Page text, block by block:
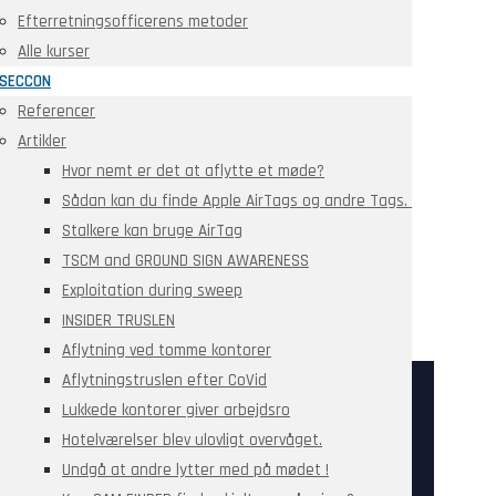
Efterretningsofficerens metoder
Alle kurser
Referencer
Artikler
Hvor nemt er det at aflytte et møde?
Sådan kan du finde Apple AirTags og andre Tags.
Stalkere kan bruge AirTag
TSCM and GROUND SIGN AWARENESS
Exploitation during sweep
INSIDER TRUSLEN
Aflytning ved tomme kontorer
Aflytningstruslen efter CoVid
Lukkede kontorer giver arbejdsro
Hotelværelser blev ulovligt overvåget.
Undgå at andre lytter med på mødet !